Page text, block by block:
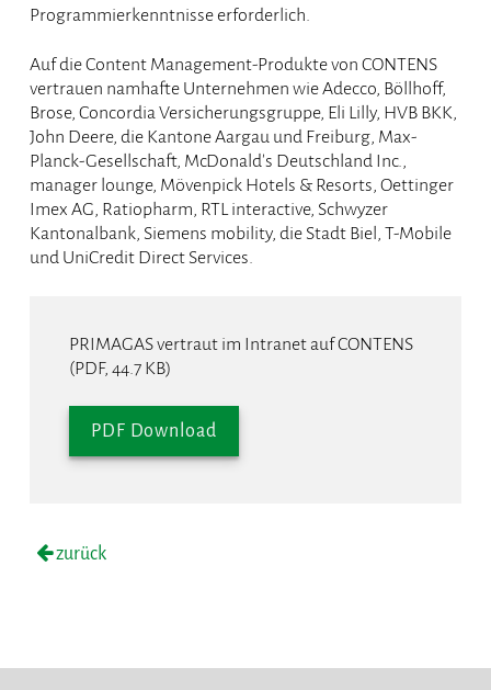
Programmierkenntnisse erforderlich.
Auf die Content Management-Produkte von CONTENS
vertrauen namhafte Unternehmen wie Adecco, Böllhoff,
Brose, Concordia Versicherungsgruppe, Eli Lilly, HVB BKK,
John Deere, die Kantone Aargau und Freiburg, Max-
Planck-Gesellschaft, McDonald's Deutschland Inc.,
manager lounge, Mövenpick Hotels & Resorts, Oettinger
Imex AG, Ratiopharm, RTL interactive, Schwyzer
Kantonalbank, Siemens mobility, die Stadt Biel, T-Mobile
und UniCredit Direct Services.
PRIMAGAS vertraut im Intranet auf CONTENS
(PDF, 44.7 KB)
PDF Download
zurück